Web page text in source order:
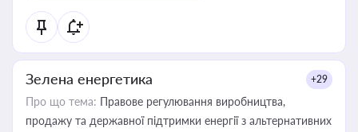
Зелена енергетика +29
Про що тема: Правове регулювання виробництва,
продажу та державної підтримки енергії з альтернативних